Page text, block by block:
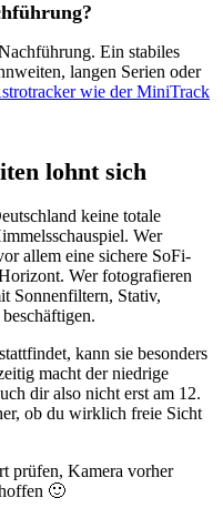
Ein stabiles
langen Serien oder
wie der MiniTrack
lohnt sich
keine totale
Wer
allem eine sichere SoFi-
Wer fotografieren
Sonnenfiltern, Stativ,
kann sie besonders
macht der niedrige
dir also nicht erst am 12.
ob du wirklich freie Sicht
prüfen, Kamera vorher
🙂